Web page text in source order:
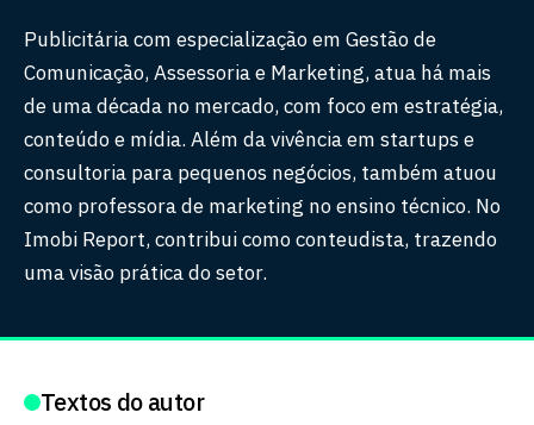
Publicitária com especialização em Gestão de
Comunicação, Assessoria e Marketing, atua há mais
de uma década no mercado, com foco em estratégia,
conteúdo e mídia. Além da vivência em startups e
consultoria para pequenos negócios, também atuou
como professora de marketing no ensino técnico. No
Imobi Report, contribui como conteudista, trazendo
uma visão prática do setor.
Textos do autor